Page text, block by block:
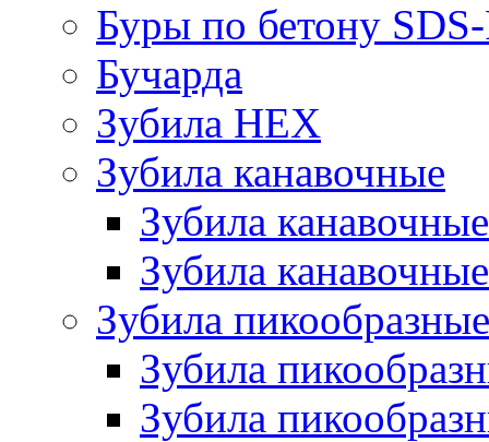
Буры по бетону
Бучарда
Зубила HEX
Зубила канавочные
Зубила
Зубила
Зубила пикообразные
Зубила
Зубила